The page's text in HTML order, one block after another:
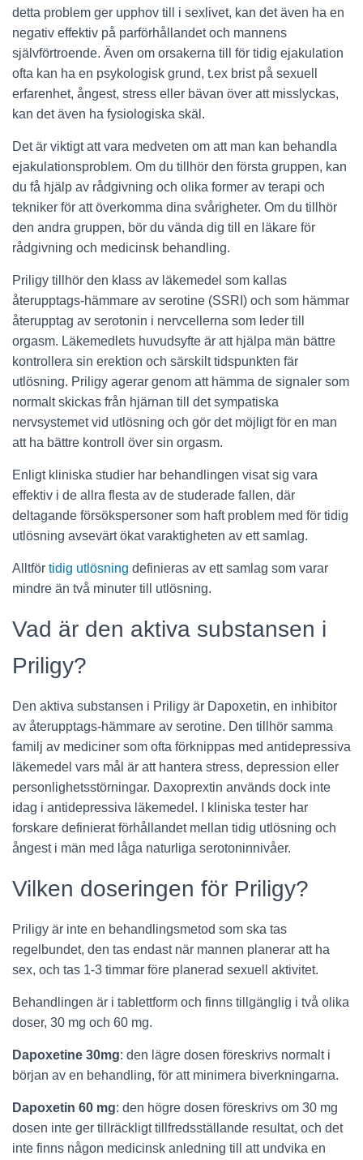
detta problem ger upphov till i sexlivet, kan det även ha en
negativ effektiv på parförhållandet och mannens
självförtroende. Även om orsakerna till för tidig ejakulation
ofta kan ha en psykologisk grund, t.ex brist på sexuell
erfarenhet, ångest, stress eller bävan över att misslyckas,
kan det även ha fysiologiska skäl.
Det är viktigt att vara medveten om att man kan behandla
ejakulationsproblem. Om du tillhör den första gruppen, kan
du få hjälp av rådgivning och olika former av terapi och
tekniker för att överkomma dina svårigheter. Om du tillhör
den andra gruppen, bör du vända dig till en läkare för
rådgivning och medicinsk behandling.
Priligy tillhör den klass av läkemedel som kallas
återupptags-hämmare av serotine (SSRI) och som hämmar
återupptag av serotonin i nervcellerna som leder till
orgasm. Läkemedlets huvudsyfte är att hjälpa män bättre
kontrollera sin erektion och särskilt tidspunkten fär
utlösning. Priligy agerar genom att hämma de signaler som
normalt skickas från hjärnan till det sympatiska
nervsystemet vid utlösning och gör det möjligt för en man
att ha bättre kontroll över sin orgasm.
Enligt kliniska studier har behandlingen visat sig vara
effektiv i de allra flesta av de studerade fallen, där
deltagande försökspersoner som haft problem med för tidig
utlösning avsevärt ökat varaktigheten av ett samlag.
Alltför tidig utlösning definieras av ett samlag som varar
mindre än två minuter till utlösning.
Vad är den aktiva substansen i
Priligy?
Den aktiva substansen i Priligy är Dapoxetin, en inhibitor
av återupptags-hämmare av serotine. Den tillhör samma
familj av mediciner som ofta förknippas med antidepressiva
läkemedel vars mål är att hantera stress, depression eller
personlighetsstörningar. Daxoprextin används dock inte
idag i antidepressiva läkemedel. I kliniska tester har
forskare definierat förhållandet mellan tidig utlösning och
ångest i män med låga naturliga serotoninnivåer.
Vilken doseringen för Priligy?
Priligy är inte en behandlingsmetod som ska tas
regelbundet, den tas endast när mannen planerar att ha
sex, och tas 1-3 timmar före planerad sexuell aktivitet.
Behandlingen är i tablettform och finns tillgänglig i två olika
doser, 30 mg och 60 mg.
Dapoxetine 30mg: den lägre dosen föreskrivs normalt i
början av en behandling, för att minimera biverkningarna.
Dapoxetin 60 mg: den högre dosen föreskrivs om 30 mg
dosen inte ger tillräckligt tillfredsställande resultat, och det
inte finns någon medicinsk anledning till att undvika en